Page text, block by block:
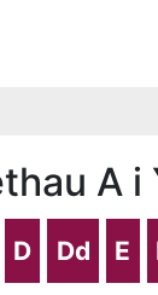
A i
D Dd E